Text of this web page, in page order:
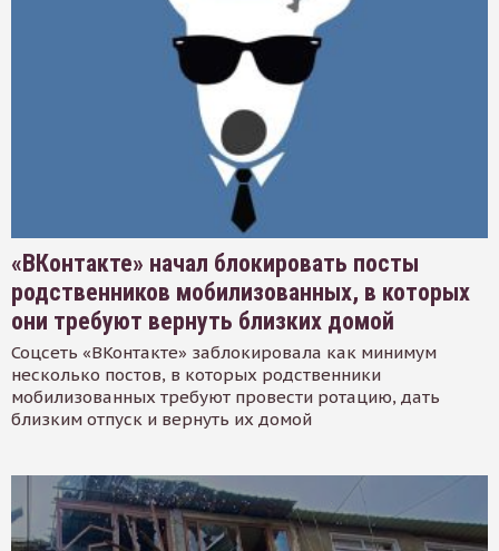
«ВКонтакте» начал блокировать посты
родственников мобилизованных, в которых
они требуют вернуть близких домой
Соцсеть «ВКонтакте» заблокировала как минимум
несколько постов, в которых родственники
мобилизованных требуют провести ротацию, дать
близким отпуск и вернуть их домой